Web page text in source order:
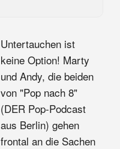
Untertauchen ist
keine Option! Marty
und Andy, die beiden
von "Pop nach 8"
(DER Pop-Podcast
aus Berlin) gehen
frontal an die Sachen